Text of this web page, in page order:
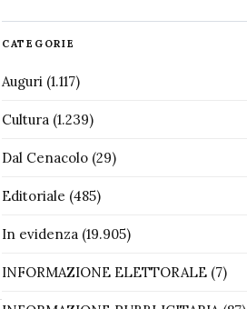
CATEGORIE
Auguri(1.117)
Cultura(1.239)
Dal Cenacolo(29)
Editoriale (485)
In evidenza(19.905)
INFORMAZIONE ELETTORALE(7)